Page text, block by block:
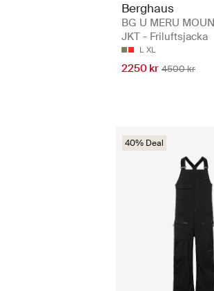
Berghaus
BG U MERU
JKT - Friluftsjacka
L XL
2250 kr 4500 kr
40% Deal